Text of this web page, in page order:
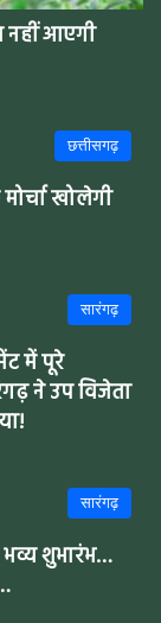
आएगी
छत्तीसगढ़
खोलेगी
सारंगढ़
में पूरे
ने उप विजेता
सारंगढ़
भव्य शुभारंभ…